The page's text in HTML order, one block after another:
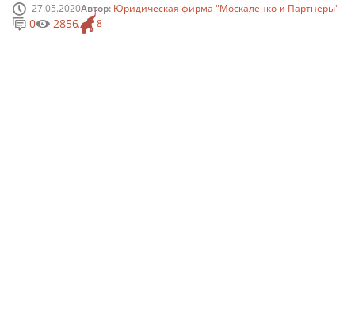
27.05.2020Автор: Юридическая фирма "Москаленко и Партнеры"
8
0 2856